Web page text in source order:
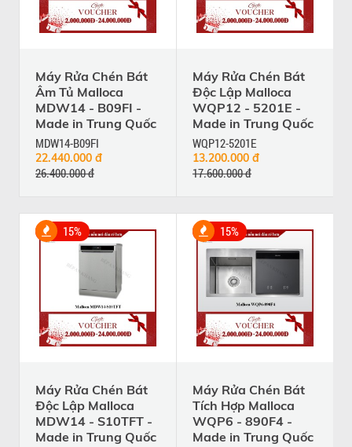
Máy Rửa Chén Bát
Âm Tủ Malloca
MDW14 - B09FI -
Made in Trung Quốc
MDW14-B09FI
22.440.000 đ
26.400.000 đ
Máy Rửa Chén Bát
Độc Lập Malloca
WQP12 - 5201E -
Made in Trung Quốc
WQP12-5201E
13.200.000 đ
17.600.000 đ
15%
Máy Rửa Chén Bát
Độc Lập Malloca
MDW14 - S10TFT -
Made in Trung Quốc
15%
Máy Rửa Chén Bát
Tích Hợp Malloca
WQP6 - 890F4 -
Made in Trung Quốc